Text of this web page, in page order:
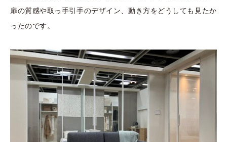
扉の質感や取っ手引手のデザイン、動き方をどうしても見たか
ったのです。